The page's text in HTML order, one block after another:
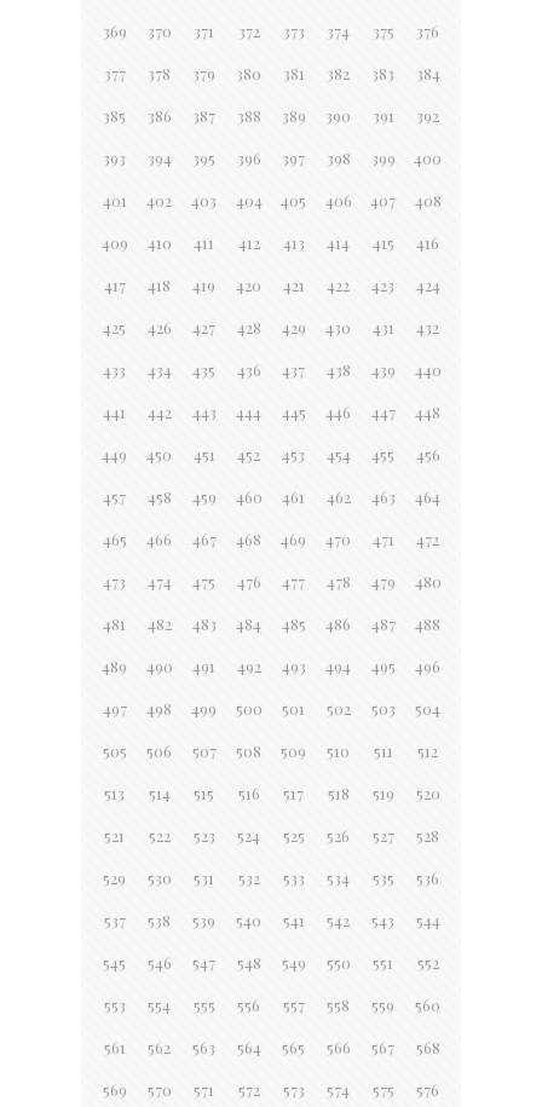
369 370 371 372 373 374 375 376
377 378 379 380 381 382 383 384
385 386 387 388 389 390 391 392
393 394 395 396 397 398 399 400
401 402 403 404 405 406 407 408
409 410 411 412 413 414 415 416
417 418 419 420 421 422 423 424
425 426 427 428 429 430 431 432
433 434 435 436 437 438 439 440
441 442 443 444 445 446 447 448
449 450 451 452 453 454 455 456
457 458 459 460 461 462 463 464
465 466 467 468 469 470 471 472
473 474 475 476 477 478 479 480
481 482 483 484 485 486 487 488
489 490 491 492 493 494 495 496
497 498 499 500 501 502 503 504
505 506 507 508 509 510 511 512
513 514 515 516 517 518 519 520
521 522 523 524 525 526 527 528
529 530 531 532 533 534 535 536
537 538 539 540 541 542 543 544
545 546 547 548 549 550 551 552
553 554 555 556 557 558 559 560
561 562 563 564 565 566 567 568
569 570 571 572 573 574 575 576